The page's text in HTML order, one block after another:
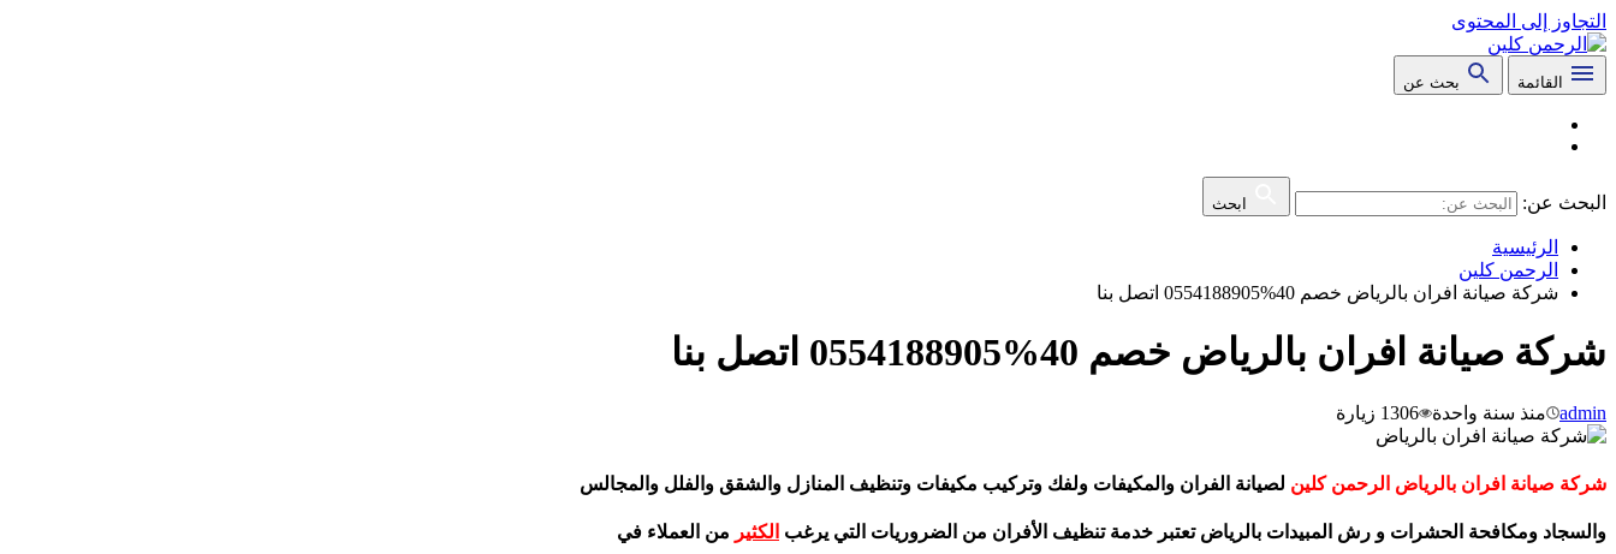
التجاوز إلى المحتوى
القائمة بحث عن
البحث عن: ابحث
الرئيسية
الرحمن كلين
شركة صيانة افران بالرياض خصم 40%0554188905 اتصل بنا
شركة صيانة افران بالرياض خصم 40%0554188905 اتصل بنا
admin منذ سنة واحدة 1306 زيارة
شركة صيانة افران بالرياض الرحمن كلين لصيانة الفران والمكيفات ولفك وتركيب مكيفات وتنظيف المنازل والشقق والفلل والمجالس
والسجاد ومكافحة الحشرات و رش المبيدات بالرياض تعتبر خدمة تنظيف الأفران من الضروريات التي يرغب الكثير من العملاء في